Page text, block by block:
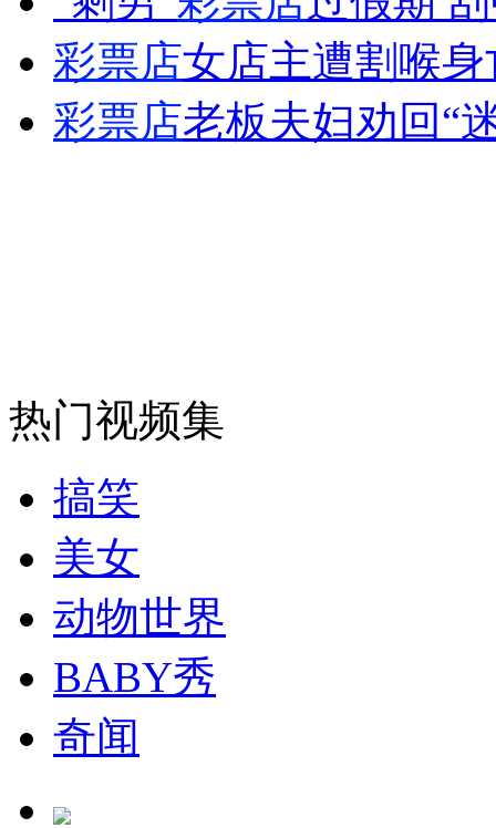
女孩北京地铁殴打老人 痛下狠手拳打脚踢
安徽一实载49人客车翻车
走！跟着总书记去植树
消防员救轻生者 花炮节热闹非凡
彩票店女店主遭割喉
彩票店老板夫妇劝回“
热门视频集
搞笑
美女
动物世界
BABY秀
奇闻